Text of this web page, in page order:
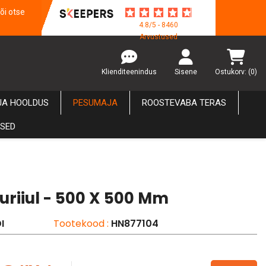
otse
4.8/5 - 8460
Arvustused
Klienditeenindus Sisene Ostukorv: (0)
HOOLDUS PESUMAJA ROOSTEVABA TERAS
- 500 X 500 Mm
Tootekood : HN877104